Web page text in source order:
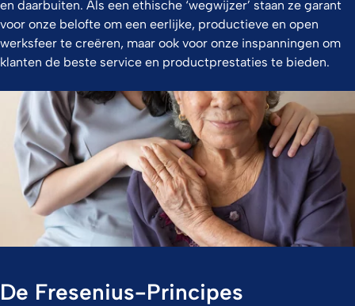
en daarbuiten. Als een ethische ‘wegwijzer’ staan ze garant
voor onze belofte om een eerlijke, productieve en open
werksfeer te creëren, maar ook voor onze inspanningen om
klanten de beste service en productprestaties te bieden.
De Fresenius-Principes